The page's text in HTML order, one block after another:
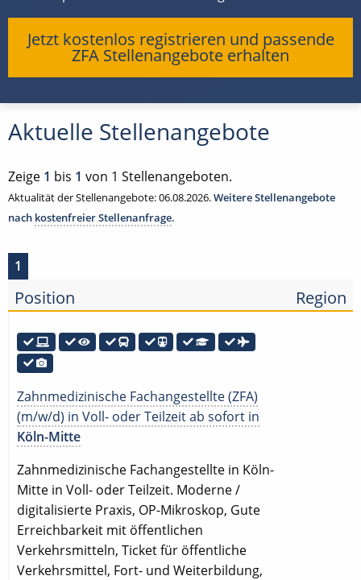
Jetzt kostenlos registrieren und passende
ZFA Stellenangebote erhalten
Aktuelle Stellenangebote
Zeige 1 bis 1 von 1 Stellenangeboten.
Aktualität der Stellenangebote: 06.08.2026.Weitere Stellenangebote
nach kostenfreier Stellenanfrage.
1
Position Region
Zahnmedizinische Fachangestellte (ZFA)
(m/w/d) in Voll- oder Teilzeit ab sofort in
Köln-Mitte
Zahnmedizinische Fachangestellte in Köln-
Mitte in Voll- oder Teilzeit. Moderne /
digitalisierte Praxis, OP-Mikroskop, Gute
Erreichbarkeit mit öffentlichen
Verkehrsmitteln, Ticket für öffentliche
Verkehrsmittel, Fort- und Weiterbildung,